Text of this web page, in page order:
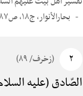
بحارالأنوار، ج۱۸، ص۳۸۷/ بحارالأنوار، ج۲۶، ص۱۲۴/ العیاشی، ج۱، ص۱۵۷ و نورالثقلین، فیه: «قال فلمّا فرغ من مناجاهًْ ... الی آخر» محذوف
۲ (زخرف/ ۸۹)
الصّادق (علیه